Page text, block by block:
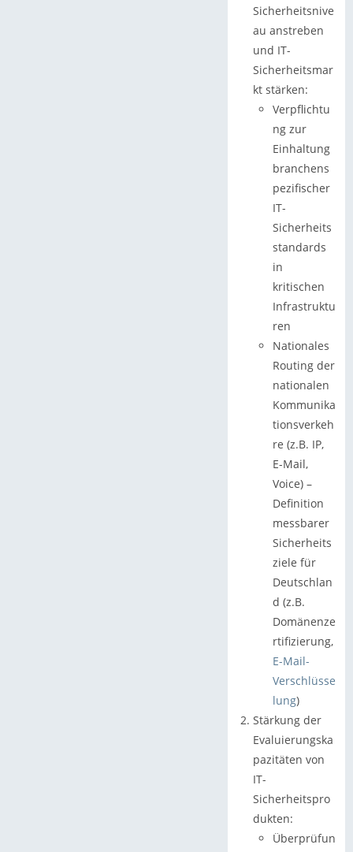
Sicherheitsnive
au anstreben
und IT-
Sicherheitsmar
kt stärken:
Verpflichtu
ng zur
Einhaltung
branchens
pezifischer
IT-
Sicherheits
standards
in
kritischen
Infrastruktu
ren
Nationales
Routing der
nationalen
Kommunika
tionsverkeh
re (z.B. IP,
E-Mail,
Voice) –
Definition
messbarer
Sicherheits
ziele für
Deutschlan
d (z.B.
Domänenze
rtifizierung,
E-Mail-
Verschlüsse
lung)
Stärkung der
Evaluierungska
pazitäten von
IT-
Sicherheitspro
dukten:
Überprüfun